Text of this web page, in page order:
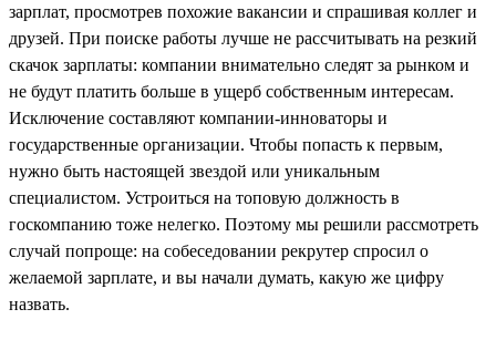
зарплат, просмотрев похожие вакансии и спрашивая коллег и
друзей. При поиске работы лучше не рассчитывать на резкий
скачок зарплаты: компании внимательно следят за рынком и
не будут платить больше в ущерб собственным интересам.
Исключение составляют компании-инноваторы и
государственные организации. Чтобы попасть к первым,
нужно быть настоящей звездой или уникальным
специалистом. Устроиться на топовую должность в
госкомпанию тоже нелегко. Поэтому мы решили рассмотреть
случай попроще: на собеседовании рекрутер спросил о
желаемой зарплате, и вы начали думать, какую же цифру
назвать.